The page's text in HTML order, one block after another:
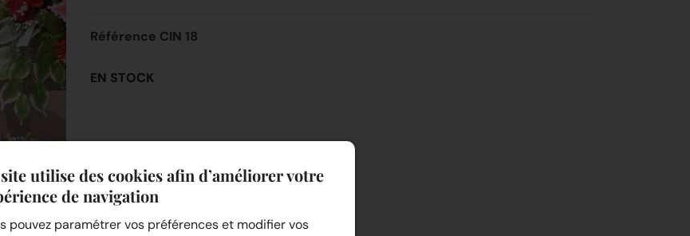
Référence CIN 18
EN STOCK
utilise des cookies afin d’améliorer votre
de navigation
pouvez paramétrer vos préférences et modifier vos